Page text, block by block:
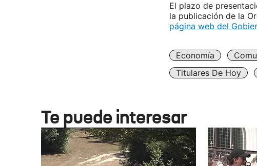
El plazo de
la publicación de la
página web del
Economía
Titulares De Hoy
Te puede interesar